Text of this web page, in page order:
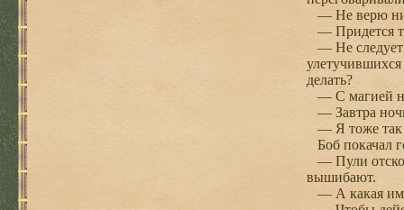
— Не верю ни
— Придется
— Не следует
делать?
— С магией
— Завтра
— Я тоже так
Боб покачал
— Пули
вышибают.
— А какая